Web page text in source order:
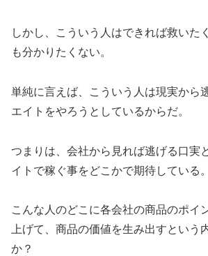
しかし、こういう人はできれば救いた
も分かりたくない。
単純に言えば、こういう人は現実から
エイトをやろうとしているからだ。
つまりは、会社から見れば逃げる口実
イトで稼ぐ事をどこかで期待している。
こんな人のどこに各会社の商品のポイ
上げて、商品の価値を生み出すという
か？